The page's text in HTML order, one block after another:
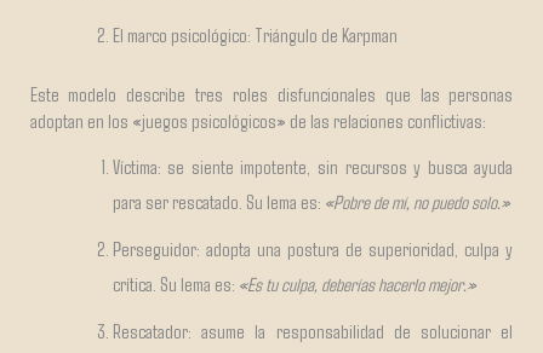
El marco psicológico: Triángulo de Karpman
Este modelo describe tres roles disfuncionales que las personas
adoptan en los «juegos psicológicos» de las relaciones conflictivas:
Víctima: se siente impotente, sin recursos y busca ayuda
para ser rescatado. Su lema es: «Pobre de mí, no puedo solo.»
Perseguidor: adopta una postura de superioridad, culpa y
crítica. Su lema es: «Es tu culpa, deberías hacerlo mejor.»
Rescatador: asume la responsabilidad de solucionar el